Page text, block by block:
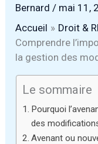
Bernard / mai 11,
Accueil
Droit &
Comprendre
la gestion des
Le sommaire
Pourquoi
des
Avenant ou